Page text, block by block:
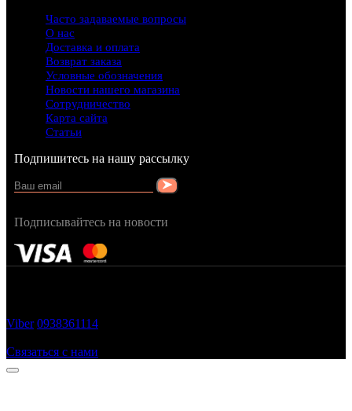
Часто задаваемые вопросы
О нас
Доставка и оплата
Возврат заказа
Условные обозначения
Новости нашего магазина
Сотрудничество
Карта сайта
Статьи
Подпишитесь на нашу рассылку
Подписывайтесь на новости
Viber 0938361114
Связаться с нами